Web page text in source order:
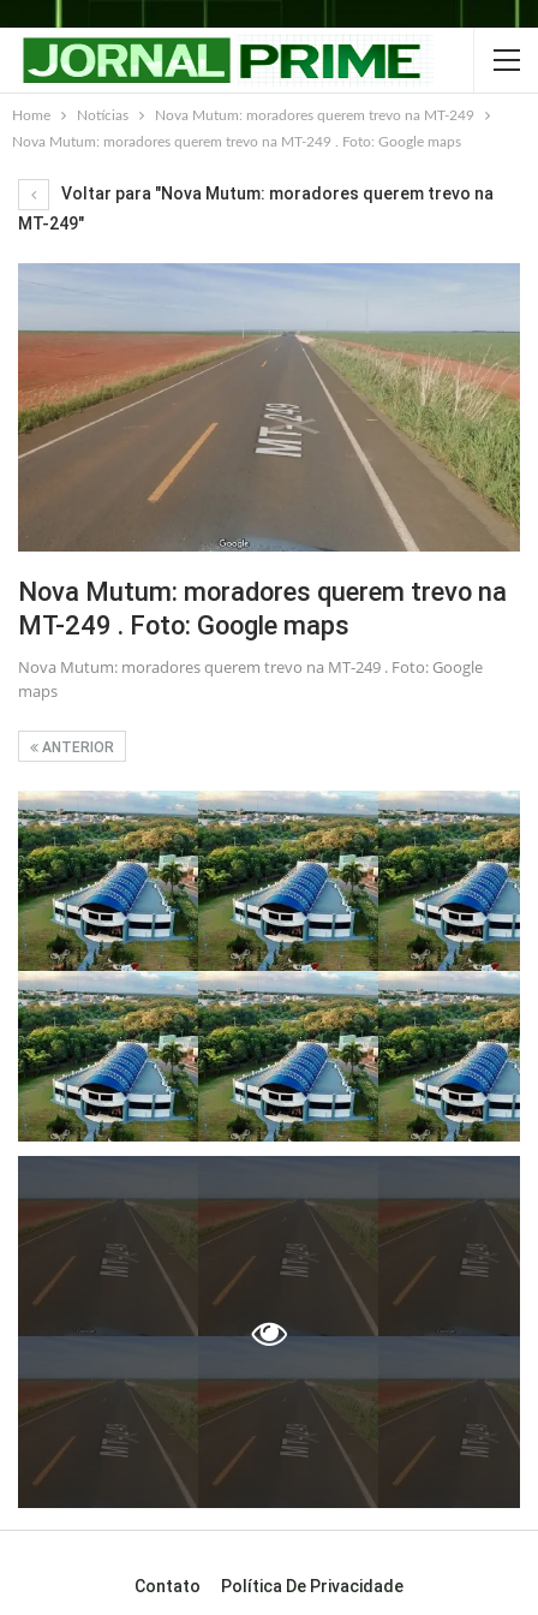
Home Notícias
Nova Mutum: moradores querem trevo na MT-249
Nova Mutum: moradores querem trevo na MT-249 . Foto: Google maps
Voltar para "Nova Mutum: moradores querem trevo na
MT-249"
Nova Mutum: moradores querem trevo na
MT-249 . Foto: Google maps
Nova Mutum: moradores querem trevo na MT-249 . Foto: Google
maps
ANTERIOR
Contato Política De Privacidade